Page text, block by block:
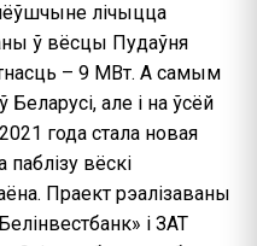
лічыцца
ў вёсцы Пудаўня
– 9 МВт. А самым
але і на ўсёй
года стала новая
вёскі
Праект рэалізаваны
і ЗАТ